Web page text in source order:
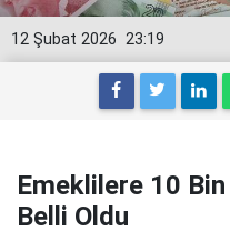
23:19
12 Şubat 2026
Emeklilere 10
Belli Oldu